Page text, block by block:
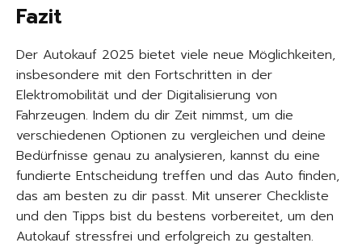
Fazit
Der Autokauf 2025 bietet viele neue Möglichkeiten,
insbesondere mit den Fortschritten in der
Elektromobilität und der Digitalisierung von
Fahrzeugen. Indem du dir Zeit nimmst, um die
verschiedenen Optionen zu vergleichen und deine
Bedürfnisse genau zu analysieren, kannst du eine
fundierte Entscheidung treffen und das Auto finden,
das am besten zu dir passt. Mit unserer Checkliste
und den Tipps bist du bestens vorbereitet, um den
Autokauf stressfrei und erfolgreich zu gestalten.